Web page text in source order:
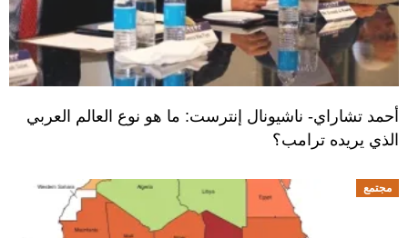
أحمد تشاراي- ناشيونال إنترست: ما هو نوع العالم العربي
الذي يريده ترامب؟
مجتمع